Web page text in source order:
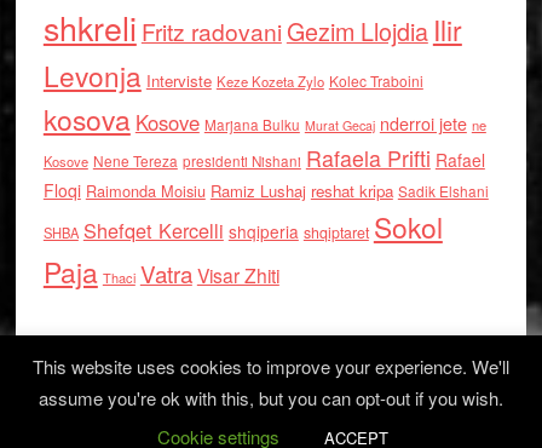
shkreli Fritz radovaniGezim Llojdia Ilir
Levonja Interviste Keze Kozeta Zylo Kolec Traboini
kosova Kosove Marjana Bulku Murat Gecaj nderroi jete ne
Kosove Nene Tereza presidenti Nishani Rafaela Prifti Rafael
Floqi Raimonda Moisiu Ramiz Lushaj reshat kripa Sadik Elshani
SHBA Shefqet Kercelli shqiperia shqiptaret Sokol
Paja Thaci VatraVisar Zhiti
Log in
This website uses cookies to improve your experience. We'll
assume you're ok with this, but you can opt-out if you wish.
Cookie settings
ACCEPT